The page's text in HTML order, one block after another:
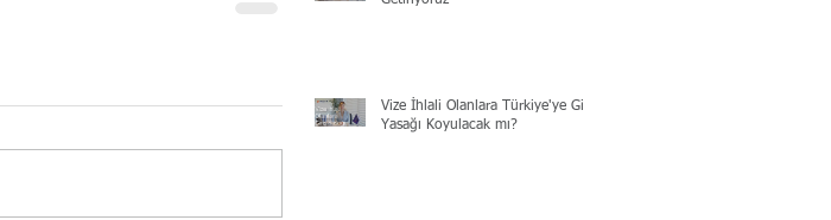
Vize İhlali Olanlara Türkiye'ye Giriş
Yasağı Koyulacak mı?